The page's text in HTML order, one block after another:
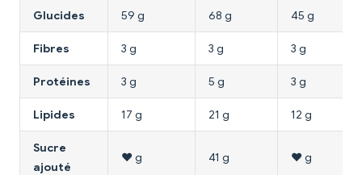
Glucides 59 g 68 g 45 g
Fibres 3 g 3 g 3 g
Protéines 3 g 5 g 3 g
Lipides 17 g 21 g 12 g
Sucre
ajouté
❤️ g 41 g ❤️ g